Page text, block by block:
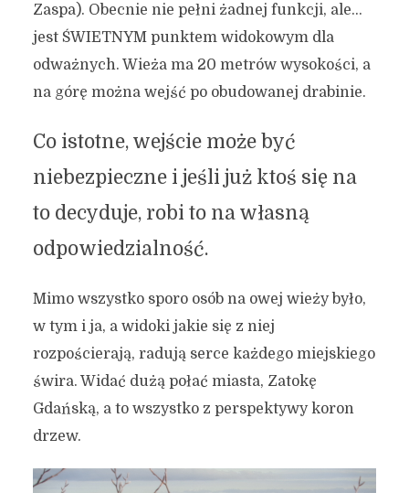
którymi zaskoczysz swoich
Zaspa). Obecnie nie pełni żadnej funkcji, ale…
jest ŚWIETNYM punktem widokowym dla
odważnych. Wieża ma 20 metrów wysokości, a
na górę można wejść po obudowanej drabinie.
Co istotne, wejście może być
niebezpieczne i jeśli już ktoś się na
to decyduje, robi to na własną
odpowiedzialność.
Mimo wszystko sporo osób na owej wieży było,
w tym i ja, a widoki jakie się z niej
rozpościerają, radują serce każdego miejskiego
świra. Widać dużą połać miasta, Zatokę
Gdańską, a to wszystko z perspektywy koron
drzew.